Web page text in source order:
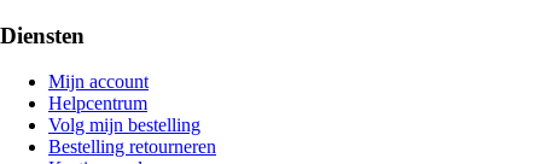
Diensten
Mijn account
Helpcentrum
Volg mijn bestelling
Bestelling retourneren